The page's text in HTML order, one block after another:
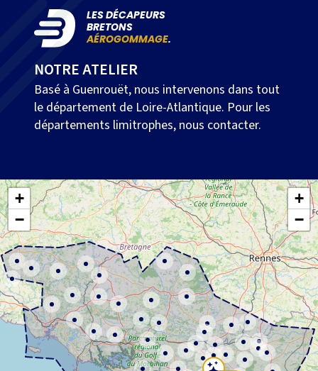
LES DÉCAPEURS
BRETONS
AÉROGOMMAGE.
NOTRE ATELIER
Basé à Guenrouët, nous intervenons dans tout
le département de Loire-Atlantique. Pour les
départements limitrophes, nous contacter.
+
−
+
−